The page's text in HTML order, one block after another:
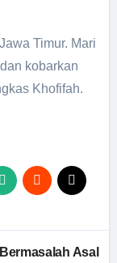
Timur. Mari
kobarkan
Khofifah.
Asal